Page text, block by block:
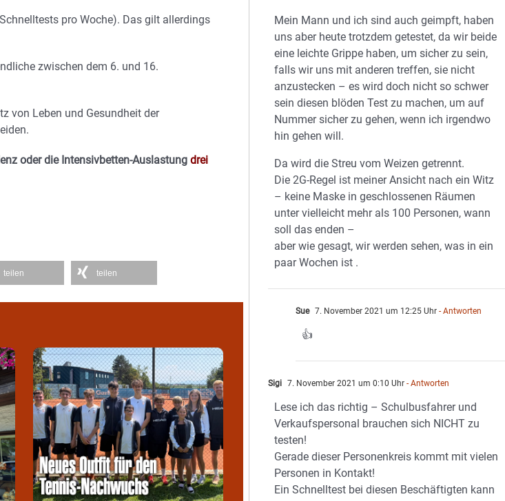
pro Woche). Das gilt allerdings
zwischen dem 6. und 16.
von Leben und Gesundheit der
oder die Intensivbetten-Auslastung drei
teilen teilen
Mein Mann und ich sind auch geimpft, haben
uns aber heute trotzdem getestet, da wir beide
eine leichte Grippe haben, um sicher zu sein,
falls wir uns mit anderen treffen, sie nicht
anzustecken – es wird doch nicht so schwer
sein diesen blöden Test zu machen, um auf
Nummer sicher zu gehen, wenn ich irgendwo
hin gehen will.
Da wird die Streu vom Weizen getrennt.
Die 2G-Regel ist meiner Ansicht nach ein Witz
– keine Maske in geschlossenen Räumen
unter vielleicht mehr als 100 Personen, wann
soll das enden –
aber wie gesagt, wir werden sehen, was in ein
paar Wochen ist .
Sue 7. November 2021 um 12:25 Uhr - Antworten
👍
Sigi 7. November 2021 um 0:10 Uhr - Antworten
Lese ich das richtig – Schulbusfahrer und
Verkaufspersonal brauchen sich NICHT zu
testen!
Gerade dieser Personenkreis kommt mit vielen
Personen in Kontakt!
Ein Schnelltest bei diesen Beschäftigten kann